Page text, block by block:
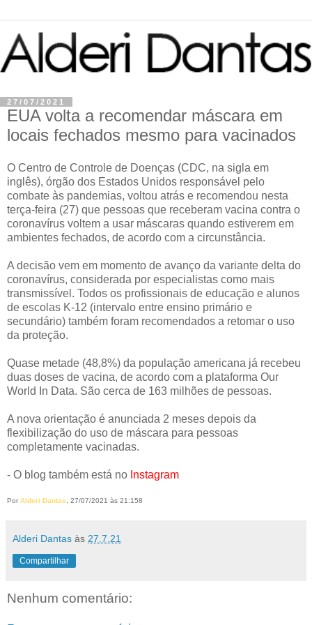
27/07/2021
EUA volta a recomendar máscara em
locais fechados mesmo para vacinados
O Centro de Controle de Doenças (CDC, na sigla em
inglês), órgão dos Estados Unidos responsável pelo
combate às pandemias, voltou atrás e recomendou nesta
terça-feira (27) que pessoas que receberam vacina contra o
coronavírus voltem a usar máscaras quando estiverem em
ambientes fechados, de acordo com a circunstância.
A decisão vem em momento de avanço da variante delta do
coronavírus, considerada por especialistas como mais
transmissível. Todos os profissionais de educação e alunos
de escolas K-12 (intervalo entre ensino primário e
secundário) também foram recomendados a retomar o uso
da proteção.
Quase metade (48,8%) da população americana já recebeu
duas doses de vacina, de acordo com a plataforma Our
World In Data. São cerca de 163 milhões de pessoas.
A nova orientação é anunciada 2 meses depois da
flexibilização do uso de máscara para pessoas
completamente vacinadas.
- O blog também está no Instagram
Por Alderi Dantas, 27/07/2021 às 21:158
Alderi Dantas às 27.7.21
Compartilhar
Nenhum comentário: